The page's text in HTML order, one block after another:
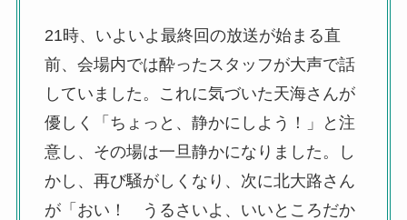
21時、いよいよ最終回の放送が始まる直
前、会場内では酔ったスタッフが大声で話
していました。これに気づいた天海さんが
優しく「ちょっと、静かにしよう！」と注
意し、その場は一旦静かになりました。し
かし、再び騒がしくなり、次に北大路さん
が「おい！ うるさいよ、いいところだか